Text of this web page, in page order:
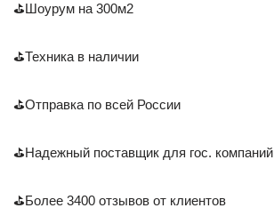
⛳Шоурум на 300м2
⛳Техника в наличии
⛳Отправка по всей России
⛳Надежный поставщик для гос. компаний
⛳Более 3400 отзывов от клиентов